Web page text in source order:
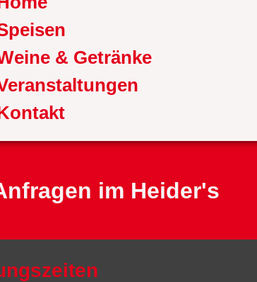
& Getränke
im Heider's